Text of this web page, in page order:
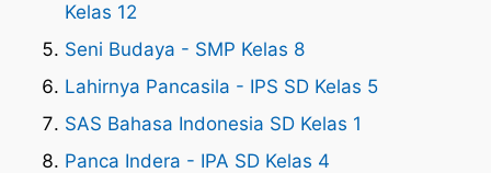
Kelas 12
Seni Budaya - SMP Kelas 8
Lahirnya Pancasila - IPS SD Kelas 5
SAS Bahasa Indonesia SD Kelas 1
Panca Indera - IPA SD Kelas 4